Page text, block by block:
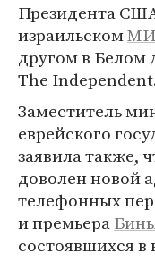
Президента
израильском
другом в Белом
The
Заместитель
еврейского
заявила также,
доволен новой
телефонных
и премьера
состоявшихся в